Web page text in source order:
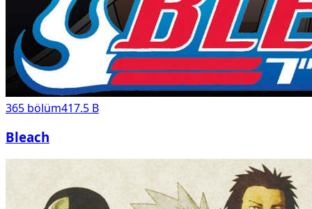
365 bölüm417.5 B
Bleach